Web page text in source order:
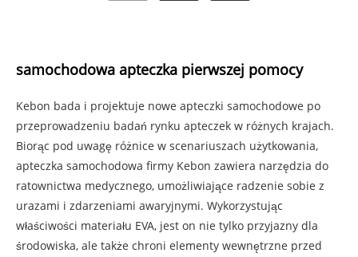
samochodowa apteczka pierwszej pomocy
Kebon bada i projektuje nowe apteczki samochodowe po
przeprowadzeniu badań rynku apteczek w różnych krajach.
Biorąc pod uwagę różnice w scenariuszach użytkowania,
apteczka samochodowa firmy Kebon zawiera narzędzia do
ratownictwa medycznego, umożliwiające radzenie sobie z
urazami i zdarzeniami awaryjnymi. Wykorzystując
właściwości materiału EVA, jest on nie tylko przyjazny dla
środowiska, ale także chroni elementy wewnętrzne przed